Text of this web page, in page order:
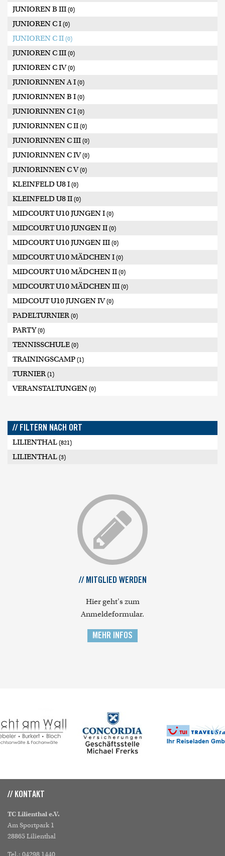
JUNIOREN B III (0)
JUNIOREN C I (0)
JUNIOREN C II (0)
JUNIOREN C III (0)
JUNIOREN C IV(0)
JUNIORINNEN A I (0)
JUNIORINNEN B I (0)
JUNIORINNEN C I (0)
JUNIORINNEN C II (0)
JUNIORINNEN C III (0)
JUNIORINNEN C IV(0)
JUNIORINNEN C V(0)
KLEINFELD U8 I (0)
KLEINFELD U8 II (0)
MIDCOURT U10 JUNGEN I (0)
MIDCOURT U10 JUNGEN II (0)
MIDCOURT U10 JUNGEN III (0)
MIDCOURT U10 MÄDCHEN I (0)
MIDCOURT U10 MÄDCHEN II (0)
MIDCOURT U10 MÄDCHEN III (0)
MIDCOUT U10 JUNGEN IV(0)
PADELTURNIER (0)
PARTY(0)
TENNISSCHULE (0)
TRAININGSCAMP (1)
TURNIER (1)
VERANSTALTUNGEN (0)
// FILTERN NACH ORT
LILIENTHAL (821)
LILIENTHAL (3)
// MITGLIED WERDEN
Hier geht's zum
Anmeldeformular.
MEHR INFOS
// KONTAKT
TC Lilienthal e.V.
Am Sportpark 1
28865 Lilienthal